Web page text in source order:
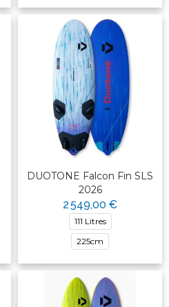
DUOTONE Falcon Fin SLS
2026
2 549,00 €
111 Litres
225cm